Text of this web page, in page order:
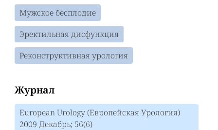
Мужское бесплодие
Эректильная дисфункция
Реконструктивная урология
Журнал
European Urology (Европейская Урология)
2009 Декабрь; 56(6)